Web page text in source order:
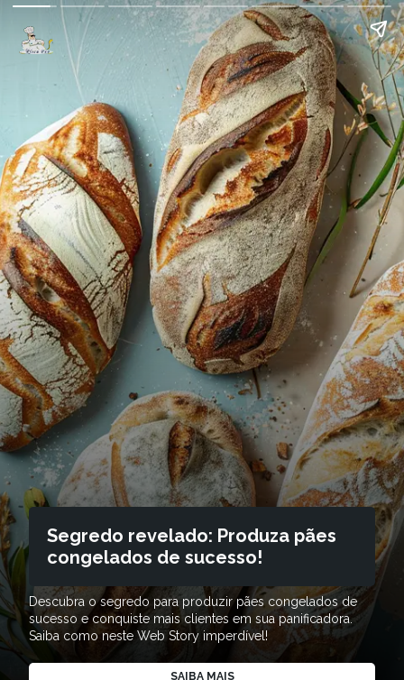
Segredo revelado: Produza pães
congelados de sucesso!
Descubra o segredo para produzir pães congelados de
sucesso e conquiste mais clientes em sua panificadora.
Saiba como neste Web Story imperdível!
SAIBA MAIS